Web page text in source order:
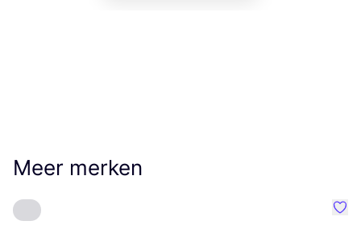
Meer merken